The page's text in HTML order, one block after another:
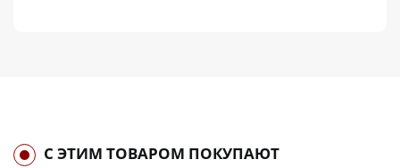
С ЭТИМ ТОВАРОМ ПОКУПАЮТ